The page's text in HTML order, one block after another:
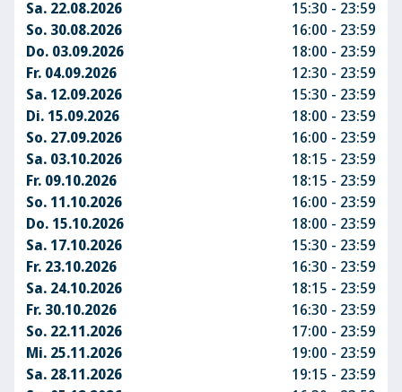
Sa. 22.08.2026
15:30 - 23:59
So. 30.08.2026
16:00 - 23:59
Do. 03.09.2026
18:00 - 23:59
Fr. 04.09.2026
12:30 - 23:59
Sa. 12.09.2026
15:30 - 23:59
Di. 15.09.2026
18:00 - 23:59
So. 27.09.2026
16:00 - 23:59
Sa. 03.10.2026
18:15 - 23:59
Fr. 09.10.2026
18:15 - 23:59
So. 11.10.2026
16:00 - 23:59
Do. 15.10.2026
18:00 - 23:59
Sa. 17.10.2026
15:30 - 23:59
Fr. 23.10.2026
16:30 - 23:59
Sa. 24.10.2026
18:15 - 23:59
Fr. 30.10.2026
16:30 - 23:59
So. 22.11.2026
17:00 - 23:59
Mi. 25.11.2026
19:00 - 23:59
Sa. 28.11.2026
19:15 - 23:59